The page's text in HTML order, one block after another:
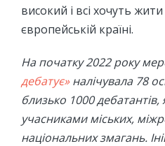
високий і всі хочуть
європейській країні.
На початку 2022 року
дебатує»налічувала 78
близько 1000 дебатантів,
учасниками міських,
національних змагань.